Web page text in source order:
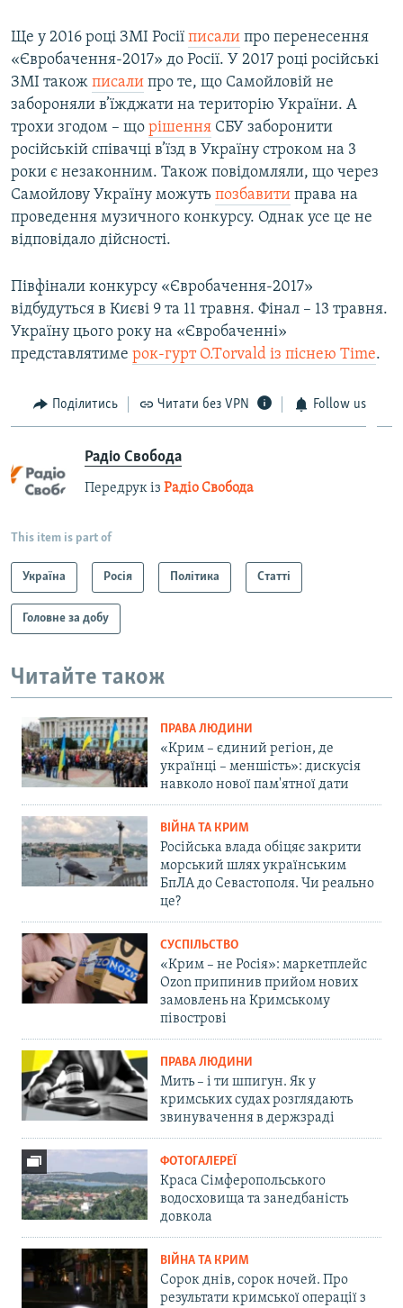
Ще у 2016 році ЗМІ Росії писали про перенесення
«Євробачення-2017» до Росії. У 2017 році російські
ЗМІ також писали про те, що Самойловій не
забороняли в’їжджати на територію України. А
трохи згодом – що рішення СБУ заборонити
російській співачці в’їзд в Україну строком на 3
роки є незаконним. Також повідомляли, що через
Самойлову Україну можуть позбавити права на
проведення музичного конкурсу. Однак усе це не
відповідало дійсності.
Півфінали конкурсу «Євробачення-2017»
відбудуться в Києві 9 та 11 травня. Фінал – 13 травня.
Україну цього року на «Євробаченні»
представлятиме рок-гурт О.Тorvald із піснею Time.
Поділитись Читати без VPN Follow us
Радіо Свобода
Передрук із Радіо Свобода
This item is part of
Україна Росія Політика Статті
Головне за добу
Читайте також
ПРАВА ЛЮДИНИ
«Крим – єдиний регіон, де
українці – меншість»: дискусія
навколо нової пам'ятної дати
ВІЙНА ТА КРИМ
Російська влада обіцяє закрити
морський шлях українським
БпЛА до Севастополя. Чи реально
це?
СУСПІЛЬСТВО
«Крим – не Росія»: маркетплейс
Ozon припинив прийом нових
замовлень на Кримському
півострові
ПРАВА ЛЮДИНИ
Мить – і ти шпигун. Як у
кримських судах розглядають
звинувачення в держзраді
ФОТОГАЛЕРЕЇ
Краса Сімферопольського
водосховища та занедбаність
довкола
ВІЙНА ТА КРИМ
Сорок днів, сорок ночей. Про
результати кримської операції з